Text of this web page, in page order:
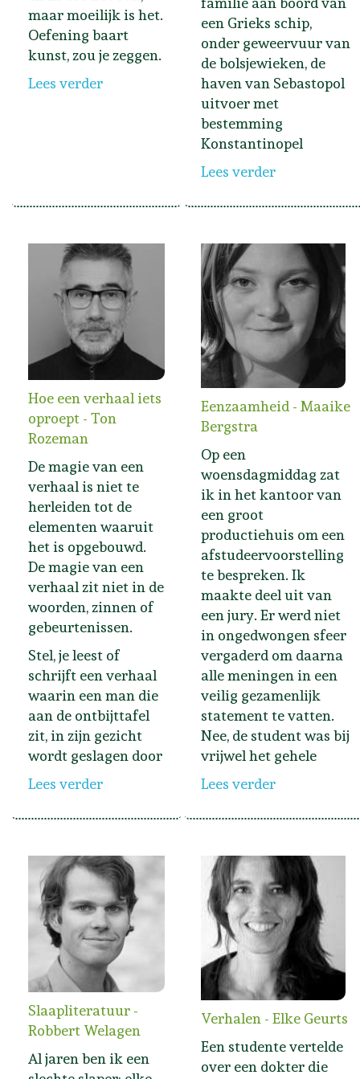
maar moeilijk is het.
Oefening baart
kunst, zou je zeggen.
Lees verder
een Grieks schip,
onder geweervuur van
de bolsjewieken, de
haven van Sebastopol
uitvoer met
bestemming
Konstantinopel
Lees verder
Hoe een verhaal iets
oproept - Ton
Rozeman
De magie van een
verhaal is niet te
herleiden tot de
elementen waaruit
het is opgebouwd.
De magie van een
verhaal zit niet in de
woorden, zinnen of
gebeurtenissen.
Stel, je leest of
schrijft een verhaal
waarin een man die
aan de ontbijttafel
zit, in zijn gezicht
wordt geslagen door
Lees verder
Eenzaamheid - Maaike
Bergstra
Op een
woensdagmiddag zat
ik in het kantoor van
een groot
productiehuis om een
afstudeervoorstelling
te bespreken. Ik
maakte deel uit van
een jury. Er werd niet
in ongedwongen sfeer
vergaderd om daarna
alle meningen in een
veilig gezamenlijk
statement te vatten.
Nee, de student was bij
vrijwel het gehele
Lees verder
Slaapliteratuur -
Robbert Welagen
Al jaren ben ik een
Verhalen - Elke Geurts
Een studente vertelde
over een dokter die